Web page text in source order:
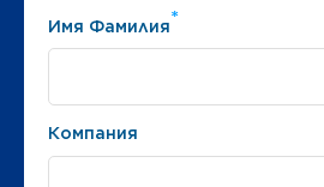
Имя Фамилия*
Компания